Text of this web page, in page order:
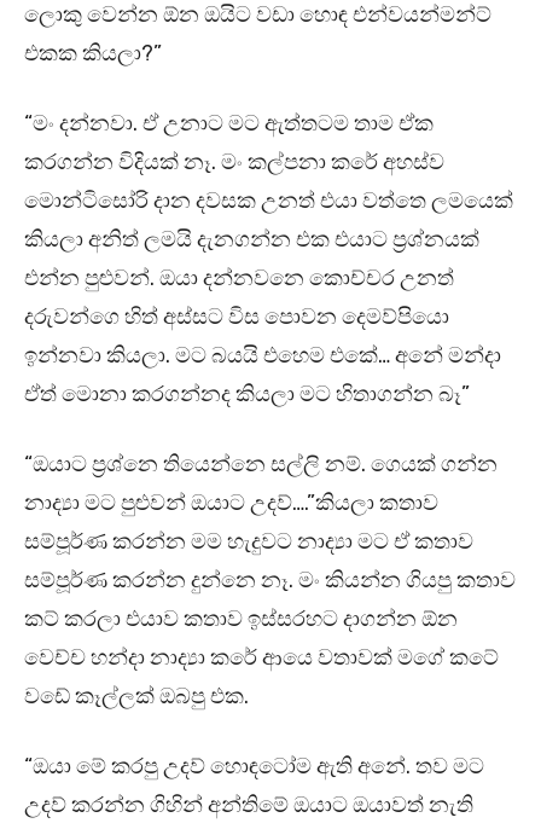
ලොකු වෙන්න ඕන ඔයිට වඩා හොඳ එන්වයන්මන්ට්
එකක කියලා?”
“මං දන්නවා. ඒ උනාට මට ඇත්තටම තාම ඒක
කරගන්න විදියක් නෑ. මං කල්පනා කරේ අහස්ව
මොන්ටිසෝරි දාන දවසක උනත් එයා වත්තෙ ලමයෙක්
කියලා අනිත් ලමයි දැනගන්න එක එයාට ප්‍රශ්නයක්
එන්න පුළුවන්. ඔයා දන්නවනෙ කොච්චර උනත්
දරුවන්ගෙ හිත් අස්සට විස පොවන දෙමව්පියො
ඉන්නවා කියලා. මට බයයි එහෙම එකේ… අනේ මන්දා
ඒත් මොනා කරගන්නද කියලා මට හිතාගන්න බෑ”
“ඔයාට ප්‍රශ්නෙ තියෙන්නෙ සල්ලි නම්. ගෙයක් ගන්න
නාද්‍යා මට පුළුවන් ඔයාට උදව්….”කියලා කතාව
සම්පූර්ණ කරන්න මම හැදුවට නාද්‍යා මට ඒ කතාව
සම්පූර්ණ කරන්න දුන්නෙ නෑ. මං කියන්න ගියපු කතාව
කට් කරලා එයාව කතාව ඉස්සරහට දාගන්න ඕන
වෙච්ච හන්දා නාද්‍යා කරේ ආයෙ වතාවක් මගේ කටේ
වඩේ කෑල්ලක් ඔබපු එක.
“ඔයා මේ කරපු උදව් හොඳටෝම ඇති අනේ. තව මට
උදව් කරන්න ගිහින් අන්තිමේ ඔයාට ඔයාවත් නැති